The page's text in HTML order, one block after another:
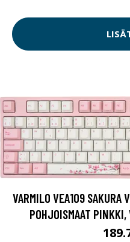
VARMILO VEA109 SAKURA
POHJOISMAAT